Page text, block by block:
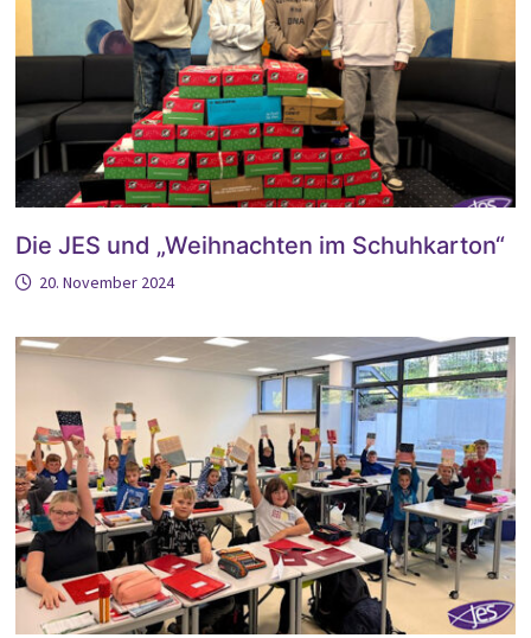
Die JES und „Weihnachten im Schuhkarton“
20. November 2024